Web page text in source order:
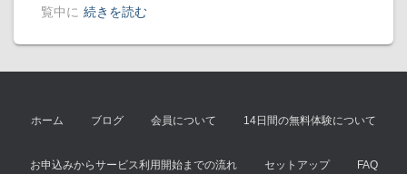
覧中に 続きを読む
ホーム ブログ 会員について 14日間の無料体験について
お申込みからサービス利用開始までの流れ セットアップ FAQ